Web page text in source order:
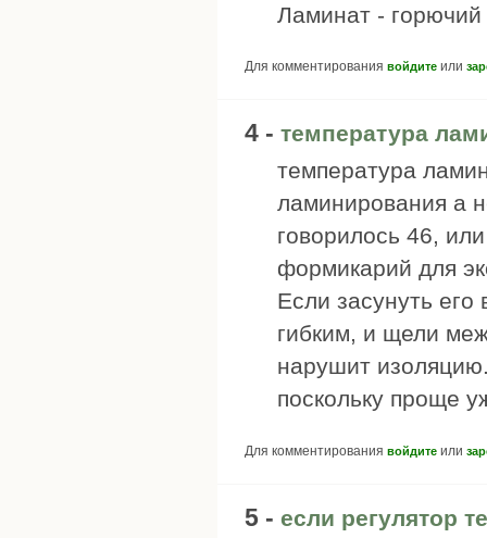
Ламинат - горючий
Для комментирования войдите или
4 - температура
температура
ламинирования а
говорилось 46,
формикарий для
Если засунуть его
гибким, и щели
нарушит
поскольку проще
Для комментирования войдите или
5 - если регулятор